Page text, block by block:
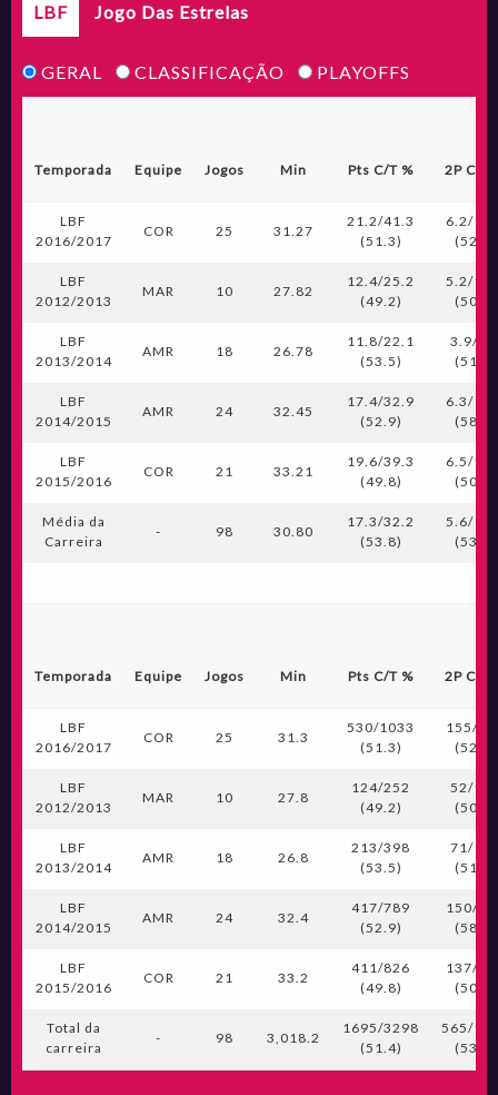
LBF Jogo Das Estrelas
GERAL CLASSIFICAÇÃO PLAYOFFS
Temporada Equipe Jogos Min Pts C/T % 2P C/T
LBF
2016/2017
COR 25 31.27
21.2/41.3
(51.3)
6.2/
(52.2)
LBF
2012/2013
MAR 10 27.82
12.4/25.2
(49.2)
5.2/
(50.5)
LBF
2013/2014
AMR 18 26.78
11.8/22.1
(53.5)
3.9/
(51.4)
LBF
2014/2015
AMR 24 32.45
17.4/32.9
(52.9)
6.3/
(58.1)
LBF
2015/2016
COR 21 33.21
19.6/39.3
(49.8)
6.5/
(50.7)
Média da
Carreira
- 98 30.80
17.3/32.2
(53.8)
5.6/
(53.0)
Temporada Equipe Jogos Min Pts C/T % 2P C/T
LBF
2016/2017
COR 25 31.3
530/1033
(51.3)
155/
(52.2)
LBF
2012/2013
MAR 10 27.8
124/252
(49.2)
52/
(50.5)
LBF
2013/2014
AMR 18 26.8
213/398
(53.5)
71/
(51.4)
LBF
2014/2015
AMR 24 32.4
417/789
(52.9)
150/
(58.1)
LBF
2015/2016
COR 21 33.2
411/826
(49.8)
137/
(50.7)
Total da
carreira
- 98 3,018.2
1695/3298
(51.4)
565/
(53.0)